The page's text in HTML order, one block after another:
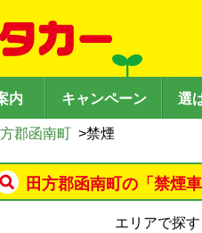
内 キャンペーン 選
郡函南町 >禁煙
田方郡函南町の「禁煙
エリアで探す